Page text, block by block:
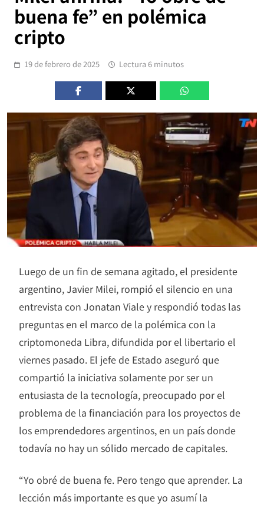
buena fe” en polémica
cripto
19 de febrero de 2025 Lectura 6 minutos
Luego de un fin de semana agitado, el presidente
argentino, Javier Milei, rompió el silencio en una
entrevista con Jonatan Viale y respondió todas las
preguntas en el marco de la polémica con la
criptomoneda Libra, difundida por el libertario el
viernes pasado. El jefe de Estado aseguró que
compartió la iniciativa solamente por ser un
entusiasta de la tecnología, preocupado por el
problema de la financiación para los proyectos de
los emprendedores argentinos, en un país donde
todavía no hay un sólido mercado de capitales.
“Yo obré de buena fe. Pero tengo que aprender. La
lección más importante es que yo asumí la